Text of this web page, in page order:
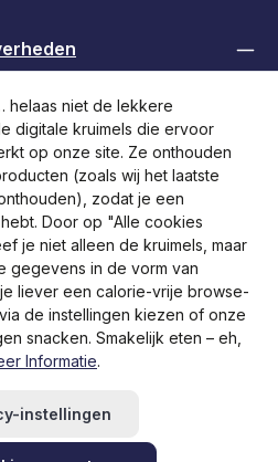
niet anders vermeld.
/ ContactFAQRMA aanvragen
helaas niet de lekkere
digitale kruimels die ervoor
op onze site. Ze onthouden
(zoals wij het laatste
zodat je een
Door op "Alle cookies
je niet alleen de kruimels, maar
gegevens in de vorm van
liever een calorie-vrije browse-
de instellingen kiezen of onze
snacken. Smakelijk eten – eh,
Informatie.
instellingen